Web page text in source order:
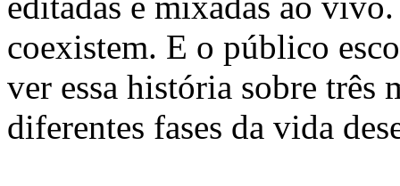
coexistem. E o público
ver essa história sobre três
diferentes fases da vida